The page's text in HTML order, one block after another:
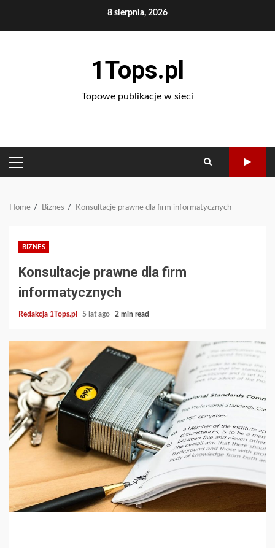
8 sierpnia, 2026
1Tops.pl
Topowe publikacje w sieci
PRIMARY
MENU
Home Biznes Konsultacje prawne dla firm informatycznych
BIZNES
Konsultacje prawne dla firm
informatycznych
Redakcja 1Tops.pl 5 lat ago 2 min read